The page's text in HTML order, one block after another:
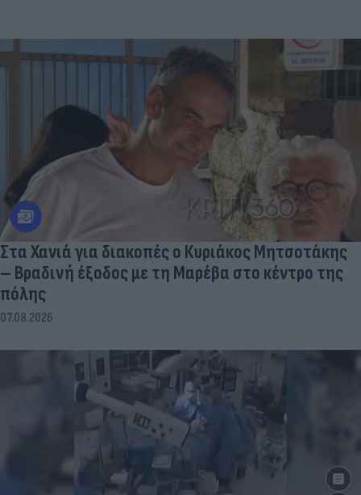
Στα Χανιά για διακοπές ο Κυριάκος Μητσοτάκης
– Βραδινή έξοδος με τη Μαρέβα στο κέντρο της
πόλης
07.08.2026